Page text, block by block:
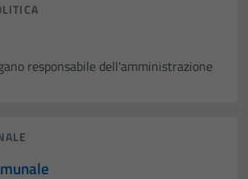
responsabile dell'amministrazione